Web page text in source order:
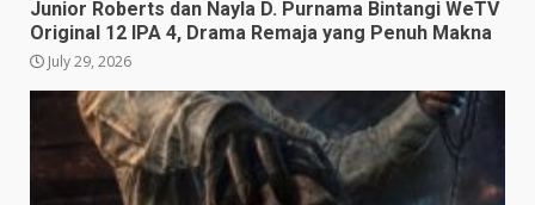
Junior Roberts dan Nayla D. Purnama Bintangi WeTV
Original 12 IPA 4, Drama Remaja yang Penuh Makna
July 29, 2026